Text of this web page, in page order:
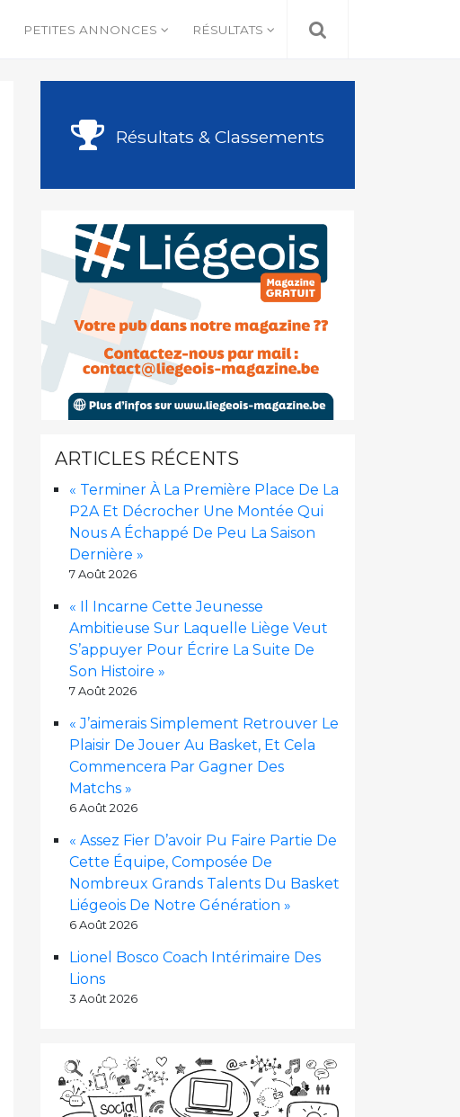
PETITES ANNONCES RÉSULTATS
Résultats & Classements
ARTICLES RÉCENTS
« Terminer À La Première Place De La
P2A Et Décrocher Une Montée Qui
Nous A Échappé De Peu La Saison
Dernière »
7 Août 2026
« Il Incarne Cette Jeunesse
Ambitieuse Sur Laquelle Liège Veut
S’appuyer Pour Écrire La Suite De
Son Histoire »
7 Août 2026
« J’aimerais Simplement Retrouver Le
Plaisir De Jouer Au Basket, Et Cela
Commencera Par Gagner Des
Matchs »
6 Août 2026
« Assez Fier D’avoir Pu Faire Partie De
Cette Équipe, Composée De
Nombreux Grands Talents Du Basket
Liégeois De Notre Génération »
6 Août 2026
Lionel Bosco Coach Intérimaire Des
Lions
3 Août 2026